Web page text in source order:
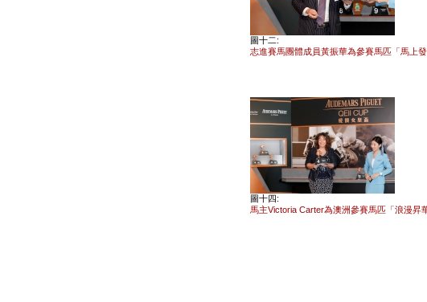
圖十二:
志進賽馬團體成員黃振華為參賽馬匹「馬上發
圖十四:
馬主Victoria Carter為澳洲參賽馬匹「浪漫昇